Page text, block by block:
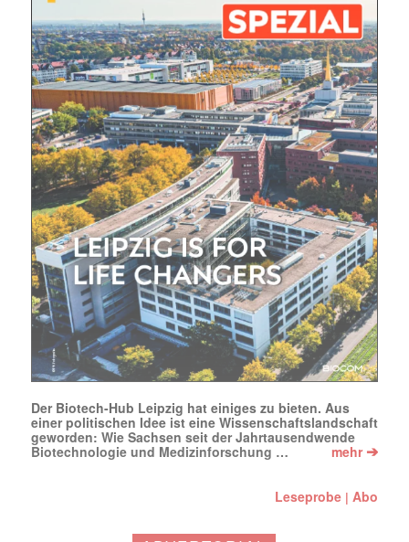
Der Biotech-Hub Leipzig hat einiges zu bieten. Aus
einer politischen Idee ist eine Wissenschaftslandschaft
geworden: Wie Sachsen seit der Jahrtausendwende
Biotechnologie und Medizinforschung …
mehr➔
Leseprobe | Abo